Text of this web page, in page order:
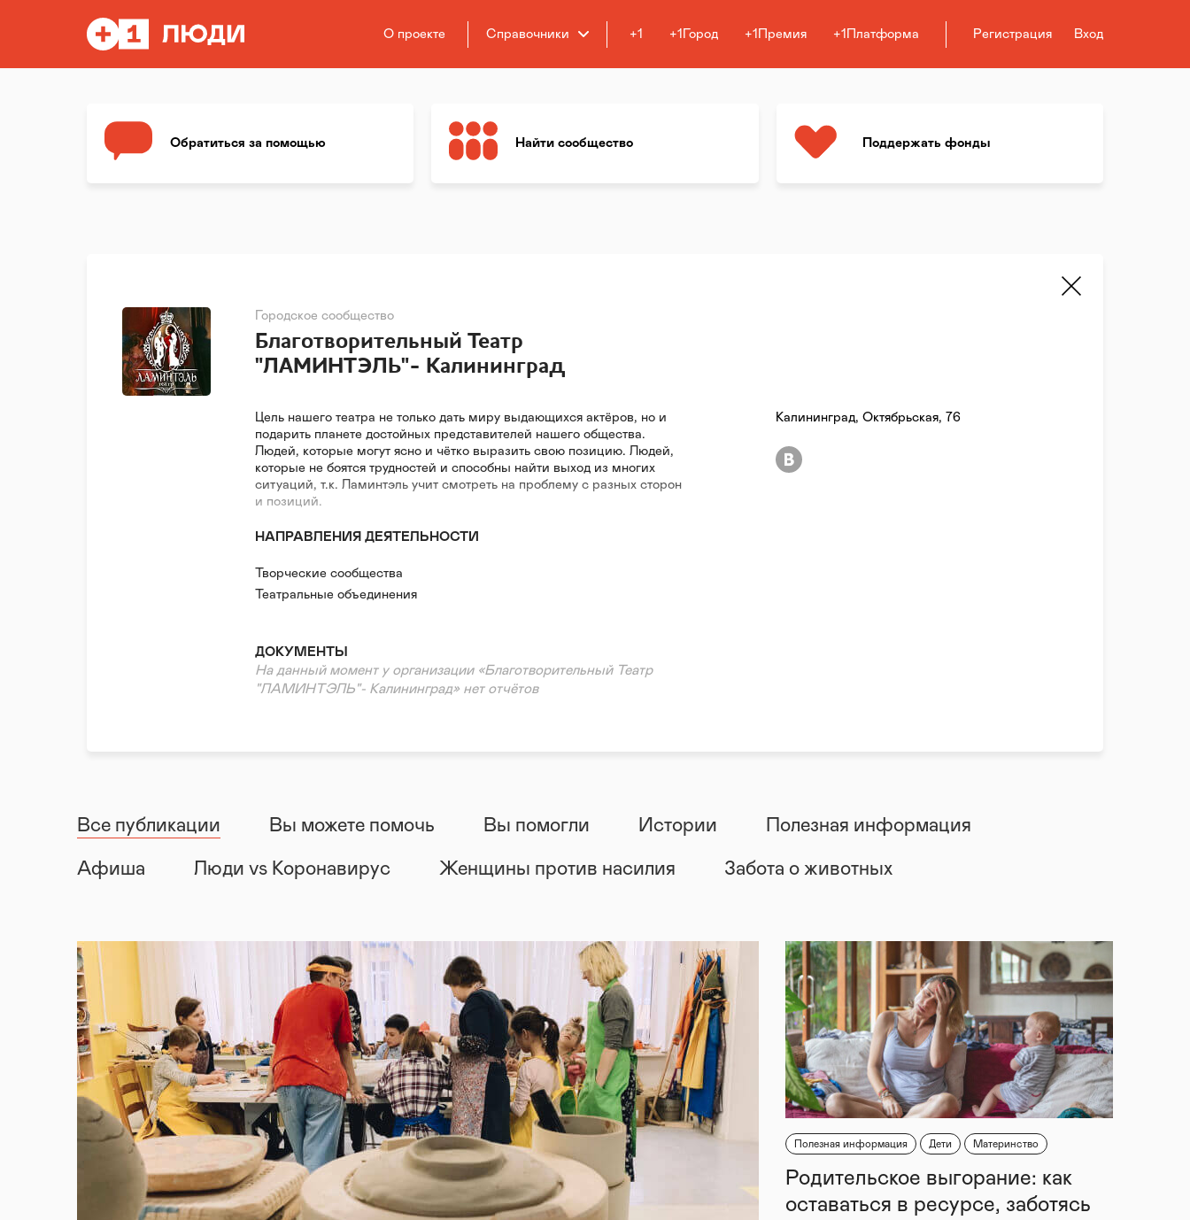
О проекте Справочники +1 +1Город +1Премия +1Платформа Регистрация Вход
Обратиться за помощью Найти сообщество Поддержать фонды
Городское сообщество
Благотворительный Театр
"ЛАМИНТЭЛЬ"- Калининград
Цель нашего театра не только дать миру выдающихся актёров, но и
подарить планете достойных представителей нашего общества.
Людей, которые могут ясно и чётко выразить свою позицию. Людей,
которые не боятся трудностей и способны найти выход из многих
ситуаций, т.к. Ламинтэль учит смотреть на проблему с разных сторон
и позиций.
НАПРАВЛЕНИЯ ДЕЯТЕЛЬНОСТИ
Творческие сообщества
Театральные объединения
ДОКУМЕНТЫ
На данный момент у организации «Благотворительный Театр
"ЛАМИНТЭЛЬ"- Калининград» нет отчётов
Калининград, Октябрьская, 76
Все публикации Вы можете помочь Вы помогли Истории Полезная информация
Афиша Люди vs Коронавирус Женщины против насилия Забота о животных
Полезная информация Дети Материнство
Родительское выгорание: как
оставаться в ресурсе, заботясь